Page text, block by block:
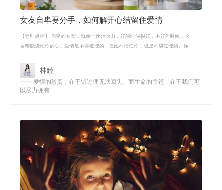
女友自卑要分手，如何解开心结留住爱情
【导师点评】 自卑的女友，就像一座活火山，好的时候很好，不好的时候，火
舌都能烧毁你的心。爱情是不讲道理的，但她不信任你，也是不讲道理的。你
林睦
—— 爱情的珍贵，在于错过便无法回头。而生命的幸运，在于我们可
以尽力拥有